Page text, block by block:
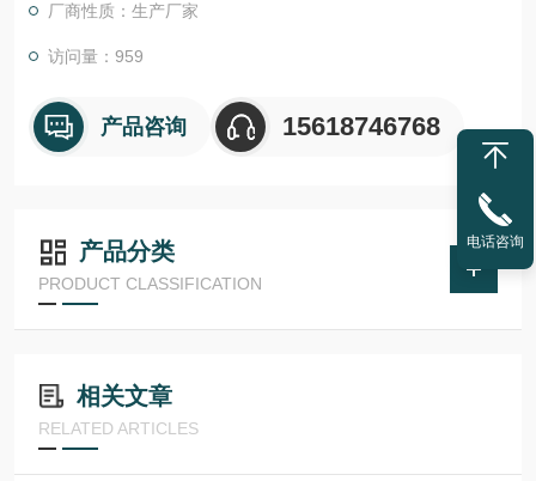
厂商性质：生产厂家
访问量：959
产品咨询 15618746768
产品分类
PRODUCT CLASSIFICATION
相关文章
RELATED ARTICLES
电话咨询